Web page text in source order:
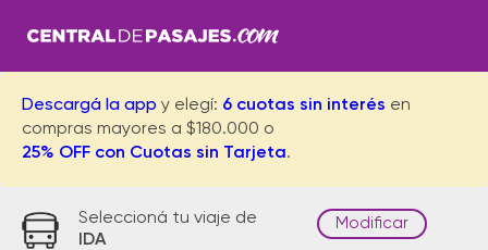
Descargá la app y elegí: 6 cuotas sin interés en
compras mayores a $180.000 o
25% OFF con Cuotas sin Tarjeta.
Seleccioná tu viaje de
IDA
Modificar